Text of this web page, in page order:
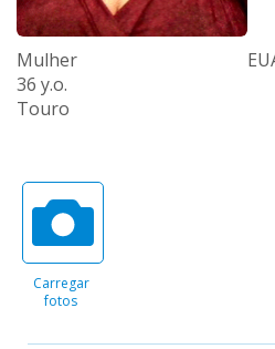
Mulher
36 y.o.
Touro
Carregar
fotos